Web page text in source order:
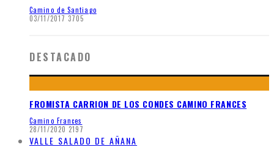
Camino de Santiago
03/11/2017 3705
DESTACADO
FROMISTA CARRION DE LOS CONDES CAMINO FRANCES
Camino Frances
28/11/2020 2197
VALLE SALADO DE AÑANA